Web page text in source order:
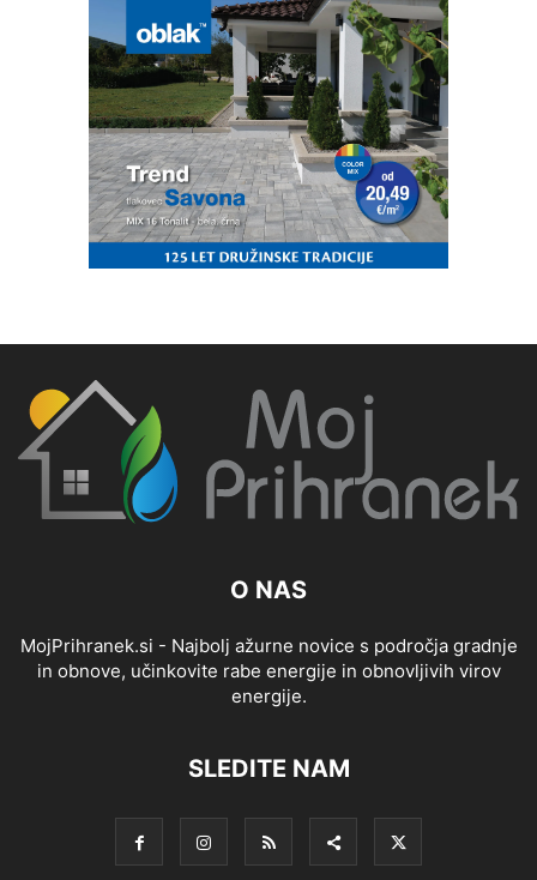
O NAS
MojPrihranek.si - Najbolj ažurne novice s področja gradnje
in obnove, učinkovite rabe energije in obnovljivih virov
energije.
SLEDITE NAM